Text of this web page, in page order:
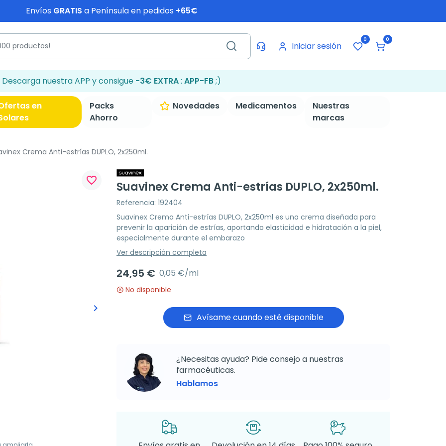
Envíos GRATIS a Península en pedidos +65€
Iniciar sesión
0 0
Descarga nuestra APP y consigue -3€ EXTRA: APP-FB;)
en
Packs
Ahorro
Novedades Medicamentos
Nuestras
marcas
Crema Anti-estrías DUPLO, 2x250ml.
Siguiente
keyboard_arrow_right
favorite_border Suavinex Crema Anti-estrías DUPLO, 2x250ml.
Referencia: 192404
Suavinex Crema Anti-estrías DUPLO, 2x250ml es una crema diseñada para
prevenir la aparición de estrías, aportando elasticidad e hidratación a la piel,
especialmente durante el embarazo
Ver descripción completa
24,95 € 0,05 €/ml
No disponible
Avísame cuando esté disponible
¿Necesitas ayuda? Pide consejo a nuestras
farmacéuticas.
Hablamos